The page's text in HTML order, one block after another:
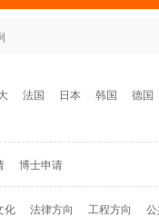
法国 日本 韩国 德国
博士申请
化 法律方向 工程方向